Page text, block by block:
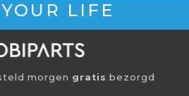
LIFE
morgen gratis bezorgd